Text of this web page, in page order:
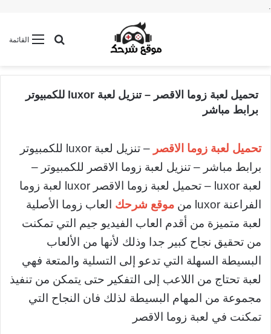
.
القائمةبحث عن
تحميل لعبة زوما الاقصر – تنزيل لعبة luxor للكمبيوتر
برابط مباشر
تحميل لعبة زوما الاقصر
– تنزيل لعبة luxor للكمبيوتر
برابط مباشر – تنزيل لعبة زوما الاقصر للكمبيوتر –
لعبة luxor – تحميل لعبة زوما الاقصر luxor لعبة زوما
الفراعنة luxor من
موقع شرحك العاب زوما الأصلية
لعبة متميزة من أقدم العاب الفيديو جيم التي تمكنت
من تحقيق نجاح كبير جدا وذلك لأنها من الألعاب
البسيطة السهلة التي تدعو إلى التسلية والمتعة فهي
لعبة تحتاج من اللاعب إلى التفكير حتى يتمكن من تنفيذ
مجموعة من المهام البسيطة لذلك فان النجاح التي
تمكنت في لعبة زوما الاقصر